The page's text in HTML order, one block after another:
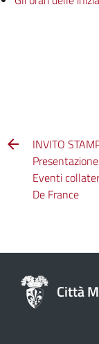
INVITO
Eventi
De France
Città